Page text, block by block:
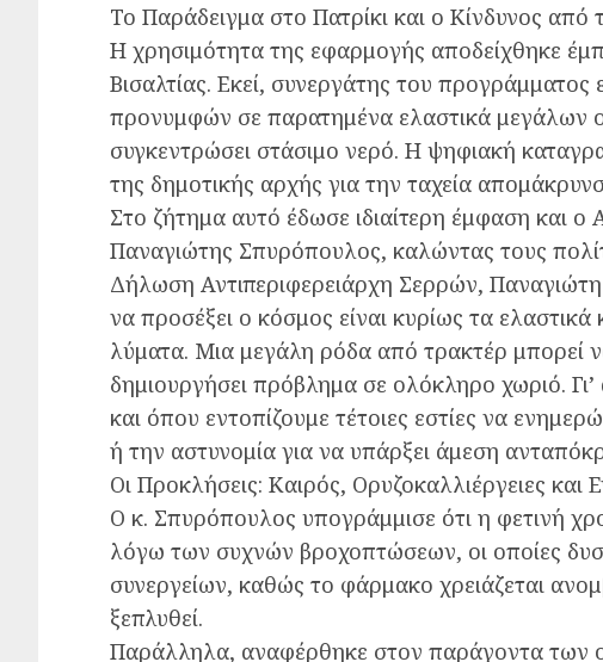
Το Παράδειγμα στο Πατρίκι και ο Κίνδυνος από
Η χρησιμότητα της εφαρμογής αποδείχθηκε
Βισαλτίας. Εκεί, συνεργάτης του προγράμματος
προνυμφών σε παρατημένα ελαστικά μεγάλων
συγκεντρώσει στάσιμο νερό. Η ψηφιακή
της δημοτικής αρχής για την ταχεία
Στο ζήτημα αυτό έδωσε ιδιαίτερη έμφαση και ο
Παναγιώτης Σπυρόπουλος, καλώντας τους
Δήλωση Αντιπεριφερειάρχη Σερρών,
να προσέξει ο κόσμος είναι κυρίως τα
λύματα. Μια μεγάλη ρόδα από τρακτέρ μπορεί
δημιουργήσει πρόβλημα σε ολόκληρο χωριό. Γι’
και όπου εντοπίζουμε τέτοιες εστίες να
ή την αστυνομία για να υπάρξει άμεση
Οι Προκλήσεις: Καιρός, Ορυζοκαλλιέργειες και
Ο κ. Σπυρόπουλος υπογράμμισε ότι η φετινή
λόγω των συχνών βροχοπτώσεων, οι οποίες
συνεργείων, καθώς το φάρμακο χρειάζεται
ξεπλυθεί.
Παράλληλα, αναφέρθηκε στον παράγοντα των